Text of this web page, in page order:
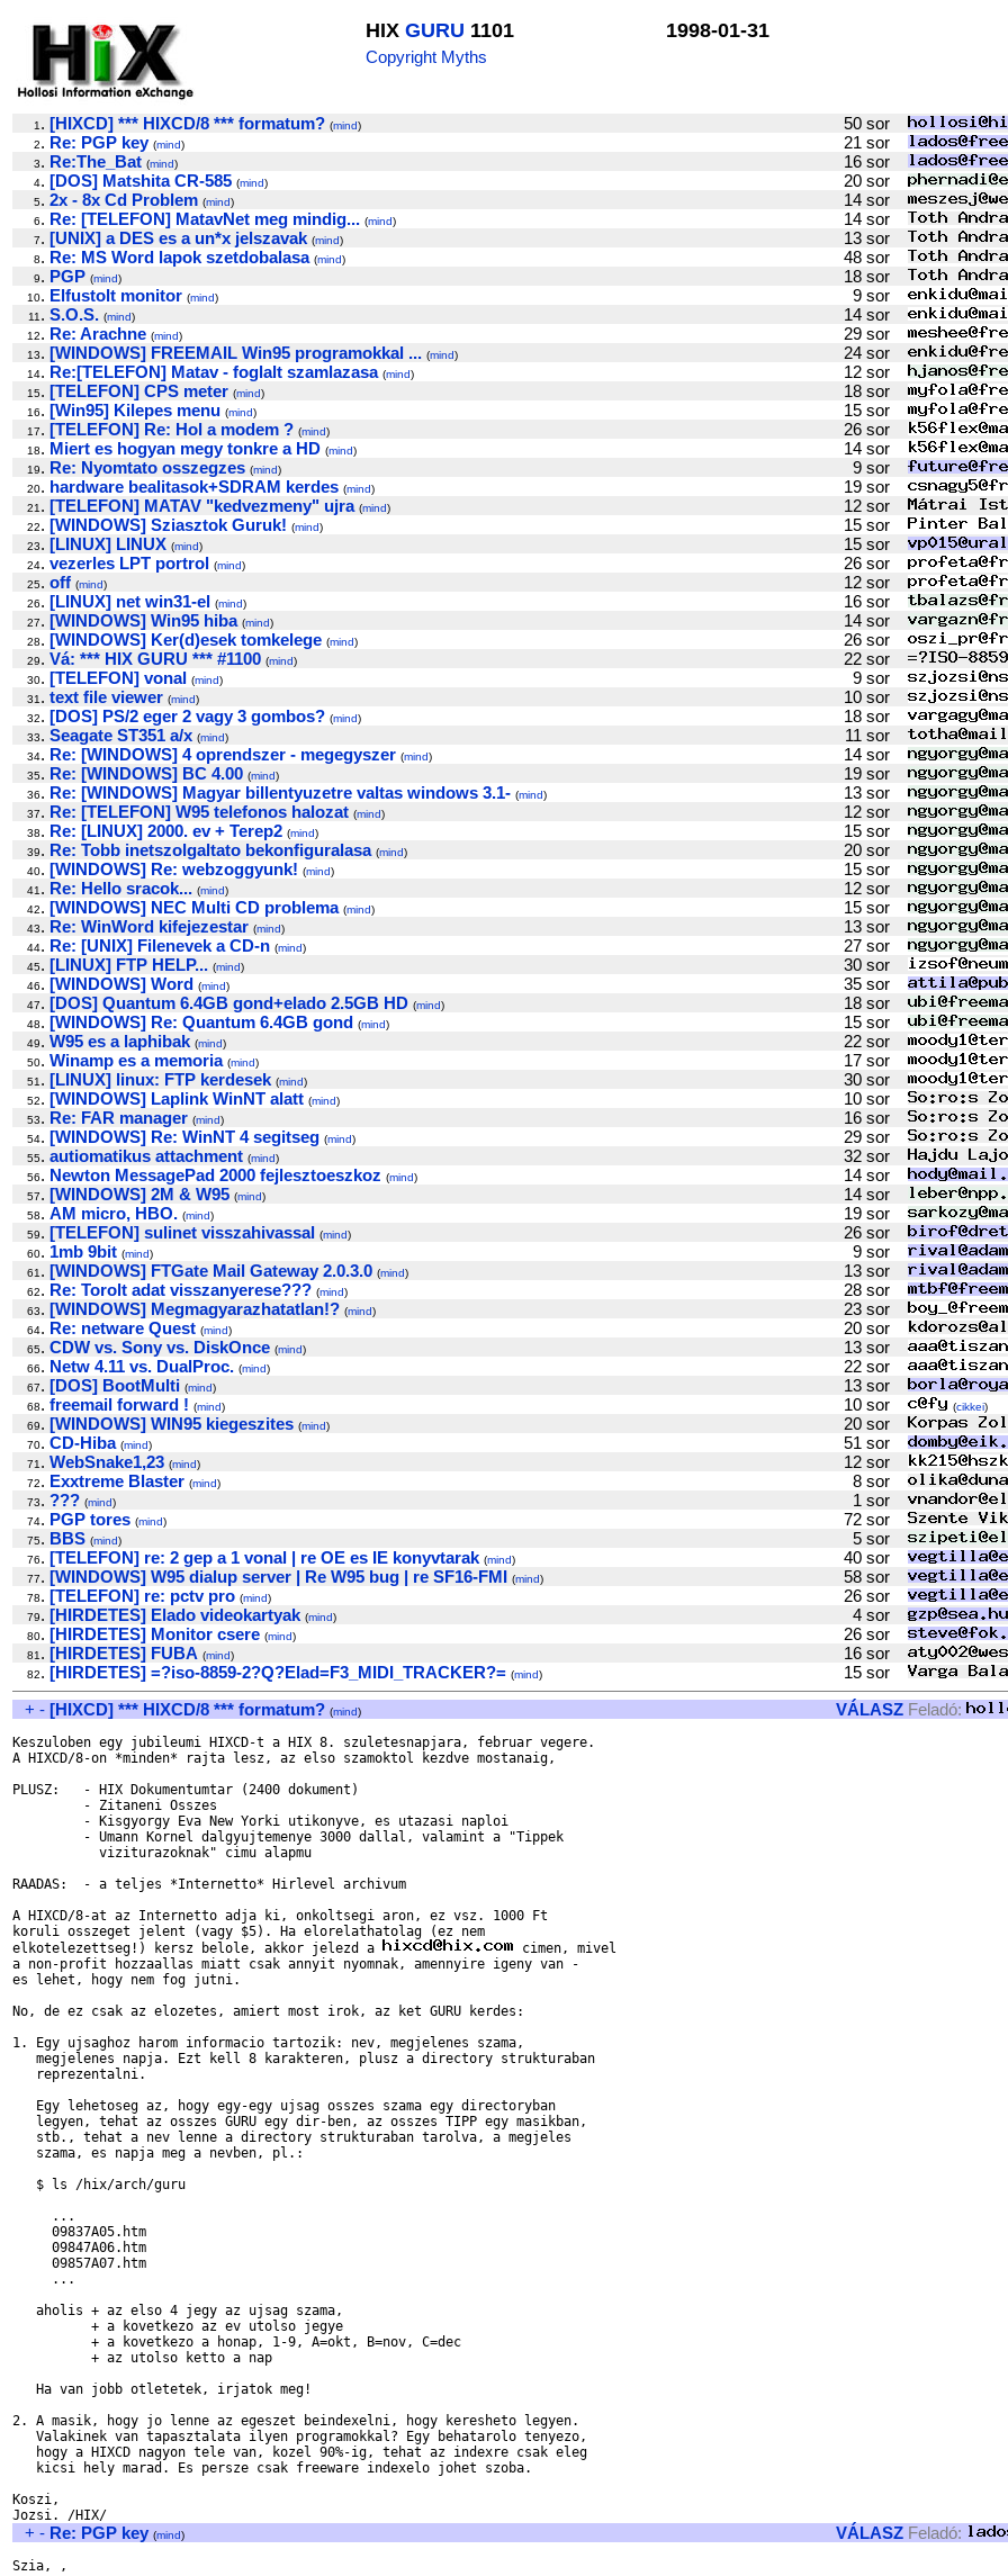
HIX GURU 1101
Copyright Myths
1998-01-31
1 . [HIXCD] *** HIXCD/8 *** formatum? (mind) 50 sor
2. Re: PGP key (mind) 21 sor
3. Re:The_Bat (mind) 16 sor
4. [DOS] Matshita CR-585 (mind) 20 sor
5. 2x - 8x Cd Problem (mind) 14 sor
6. Re: [TELEFON] MatavNet meg mindig... (mind) 14 sor
7. [UNIX] a DES es a un*x jelszavak (mind) 13 sor
8. Re: MS Word lapok szetdobalasa (mind) 48 sor
9. PGP (mind) 18 sor
10. Elfustolt monitor (mind) 9 sor
11 . S.O.S. (mind) 14 sor
12. Re: Arachne (mind) 29 sor
13. [WINDOWS] FREEMAIL Win95 programokkal ... (mind) 24 sor
14. Re:[TELEFON] Matav - foglalt szamlazasa (mind) 12 sor
15. [TELEFON] CPS meter (mind) 18 sor
16. [Win95] Kilepes menu (mind) 15 sor
17. [TELEFON] Re: Hol a modem ? (mind) 26 sor
18. Miert es hogyan megy tonkre a HD (mind) 14 sor
19. Re: Nyomtato osszegzes (mind) 9 sor
20. hardware bealitasok+SDRAM kerdes (mind) 19 sor
21 . [TELEFON] MATAV "kedvezmeny" ujra (mind) 12 sor
22. [WINDOWS] Sziasztok Guruk! (mind) 15 sor
23. [LINUX] LINUX (mind) 15 sor
24. vezerles LPT portrol (mind) 26 sor
25. off (mind) 12 sor
26. [LINUX] net win31-el (mind) 16 sor
27. [WINDOWS] Win95 hiba (mind) 14 sor
28. [WINDOWS] Ker(d)esek tomkelege (mind) 26 sor
29. Vá: *** HIX GURU *** #1100 (mind) 22 sor
30. [TELEFON] vonal (mind) 9 sor
31 . text file viewer (mind) 10 sor
32. [DOS] PS/2 eger 2 vagy 3 gombos? (mind) 18 sor
33. Seagate ST351 a/x (mind) 11 sor
34. Re: [WINDOWS] 4 oprendszer - megegyszer (mind) 14 sor
35. Re: [WINDOWS] BC 4.00 (mind) 19 sor
36. Re: [WINDOWS] Magyar billentyuzetre valtas windows 3.1- (mind) 13 sor
37. Re: [TELEFON] W95 telefonos halozat (mind) 12 sor
38. Re: [LINUX] 2000. ev + Terep2 (mind) 15 sor
39. Re: Tobb inetszolgaltato bekonfiguralasa (mind) 20 sor
40. [WINDOWS] Re: webzoggyunk! (mind) 15 sor
41 . Re: Hello sracok... (mind) 12 sor
42. [WINDOWS] NEC Multi CD problema (mind) 15 sor
43. Re: WinWord kifejezestar (mind) 13 sor
44. Re: [UNIX] Filenevek a CD-n (mind) 27 sor
45. [LINUX] FTP HELP... (mind) 30 sor
46. [WINDOWS] Word (mind) 35 sor
47. [DOS] Quantum 6.4GB gond+elado 2.5GB HD (mind) 18 sor
48. [WINDOWS] Re: Quantum 6.4GB gond (mind) 15 sor
49. W95 es a laphibak (mind) 22 sor
50. Winamp es a memoria (mind) 17 sor
51 . [LINUX] linux: FTP kerdesek (mind) 30 sor
52. [WINDOWS] Laplink WinNT alatt (mind) 10 sor
53. Re: FAR manager (mind) 16 sor
54. [WINDOWS] Re: WinNT 4 segitseg (mind) 29 sor
55. autiomatikus attachment (mind) 32 sor
56. Newton MessagePad 2000 fejlesztoeszkoz (mind) 14 sor
57. [WINDOWS] 2M & W95 (mind) 14 sor
58. AM micro, HBO. (mind) 19 sor
59. [TELEFON] sulinet visszahivassal (mind) 26 sor
60. 1mb 9bit (mind) 9 sor
61 . [WINDOWS] FTGate Mail Gateway 2.0.3.0 (mind) 13 sor
62. Re: Torolt adat visszanyerese??? (mind) 28 sor
63. [WINDOWS] Megmagyarazhatatlan!? (mind) 23 sor
64. Re: netware Quest (mind) 20 sor
65. CDW vs. Sony vs. DiskOnce (mind) 13 sor
66. Netw 4.11 vs. DualProc. (mind) 22 sor
67. [DOS] BootMulti (mind) 13 sor
68. freemail forward ! (mind) 10 sor (cikkei)
69. [WINDOWS] WIN95 kiegeszites (mind) 20 sor
70. CD-Hiba (mind) 51 sor
71 . WebSnake1,23 (mind) 12 sor
72. Exxtreme Blaster (mind) 8 sor
73. ??? (mind) 1 sor
74. PGP tores (mind) 72 sor
75. BBS (mind) 5 sor
76. [TELEFON] re: 2 gep a 1 vonal | re OE es IE konyvtarak (mind) 40 sor
77. [WINDOWS] W95 dialup server | Re W95 bug | re SF16-FMI (mind) 58 sor
78. [TELEFON] re: pctv pro (mind) 26 sor
79. [HIRDETES] Elado videokartyak (mind) 4 sor
80. [HIRDETES] Monitor csere (mind) 26 sor
81 . [HIRDETES] FUBA (mind) 16 sor
82. [HIRDETES] =?iso-8859-2?Q?Elad=F3_MIDI_TRACKER?= (mind) 15 sor
+ - [HIXCD] *** HIXCD/8 *** formatum? (mind) VÁLASZ Feladó:
Keszuloben egy jubileumi HIXCD-t a HIX 8. szuletesnapjara, februar vegere.
A HIXCD/8-on *minden* rajta lesz, az elso szamoktol kezdve mostanaig,
PLUSZ:   - HIX Dokumentumtar (2400 dokument)
         - Zitaneni Osszes
         - Kisgyorgy Eva New Yorki utikonyve, es utazasi naploi
         - Umann Kornel dalgyujtemenye 3000 dallal, valamint a "Tippek
           viziturazoknak" cimu alapmu
RAADAS:  - a teljes *Internetto* Hirlevel archivum
A HIXCD/8-at az Internetto adja ki, onkoltsegi aron, ez vsz. 1000 Ft
koruli osszeget jelent (vagy $5). Ha elorelathatolag (ez nem
elkotelezettseg!) kersz belole, akkor jelezd a
cimen, mivel
a non-profit hozzaallas miatt csak annyit nyomnak, amennyire igeny van -
es lehet, hogy nem fog jutni.
No, de ez csak az elozetes, amiert most irok, az ket GURU kerdes:
1. Egy ujsaghoz harom informacio tartozik: nev, megjelenes szama,
   megjelenes napja. Ezt kell 8 karakteren, plusz a directory strukturaban
   reprezentalni.
   Egy lehetoseg az, hogy egy-egy ujsag osszes szama egy directoryban
   legyen, tehat az osszes GURU egy dir-ben, az osszes TIPP egy masikban,
   stb., tehat a nev lenne a directory strukturaban tarolva, a megjeles
   szama, es napja meg a nevben, pl.:
   $ ls /hix/arch/guru
     ...
     09837A05.htm
     09847A06.htm
     09857A07.htm
     ...
   aholis + az elso 4 jegy az ujsag szama,
          + a kovetkezo az ev utolso jegye
          + a kovetkezo a honap, 1-9, A=okt, B=nov, C=dec
          + az utolso ketto a nap
   Ha van jobb otletetek, irjatok meg!
2. A masik, hogy jo lenne az egeszet beindexelni, hogy keresheto legyen.
   Valakinek van tapasztalata ilyen programokkal? Egy behatarolo tenyezo,
   hogy a HIXCD nagyon tele van, kozel 90%-ig, tehat az indexre csak eleg
   kicsi hely marad. Es persze csak freeware indexelo johet szoba.
Koszi,
+ - Re: PGP key (mind) VÁLASZ Feladó:
Szia, ,